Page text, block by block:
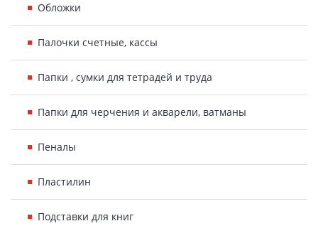
Обложки
Палочки счетные, кассы
Папки , сумки для тетрадей и труда
Папки для черчения и акварели, ватманы
Пеналы
Пластилин
Подставки для книг